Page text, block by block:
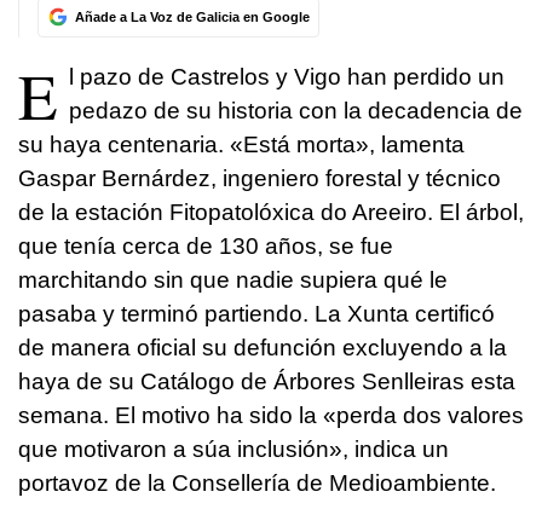
Añade a La Voz de Galicia en Google
E l pazo de Castrelos y Vigo han perdido un
pedazo de su historia con la decadencia de
su haya centenaria. «Está morta», lamenta
Gaspar Bernárdez, ingeniero forestal y técnico
de la estación Fitopatolóxica do Areeiro. El árbol,
que tenía cerca de 130 años, se fue
marchitando sin que nadie supiera qué le
pasaba y terminó partiendo. La Xunta certificó
de manera oficial su defunción excluyendo a la
haya de su Catálogo de Árbores Senlleiras esta
semana. El motivo ha sido la «perda dos valores
que motivaron a súa inclusión», indica un
portavoz de la Consellería de Medioambiente.